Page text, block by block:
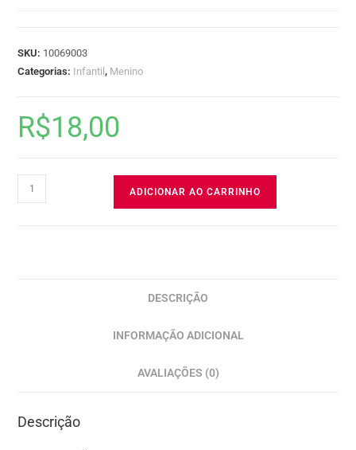
SKU: 10069003
Categorias: Infantil, Menino
R$18,00
ADICIONAR AO CARRINHO
DESCRIÇÃO
INFORMAÇÃO ADICIONAL
AVALIAÇÕES (0)
Descrição